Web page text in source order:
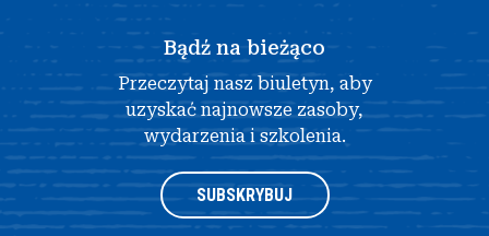
Bądź na bieżąco
Przeczytaj nasz biuletyn, aby
uzyskać najnowsze zasoby,
wydarzenia i szkolenia.
SUBSKRYBUJ